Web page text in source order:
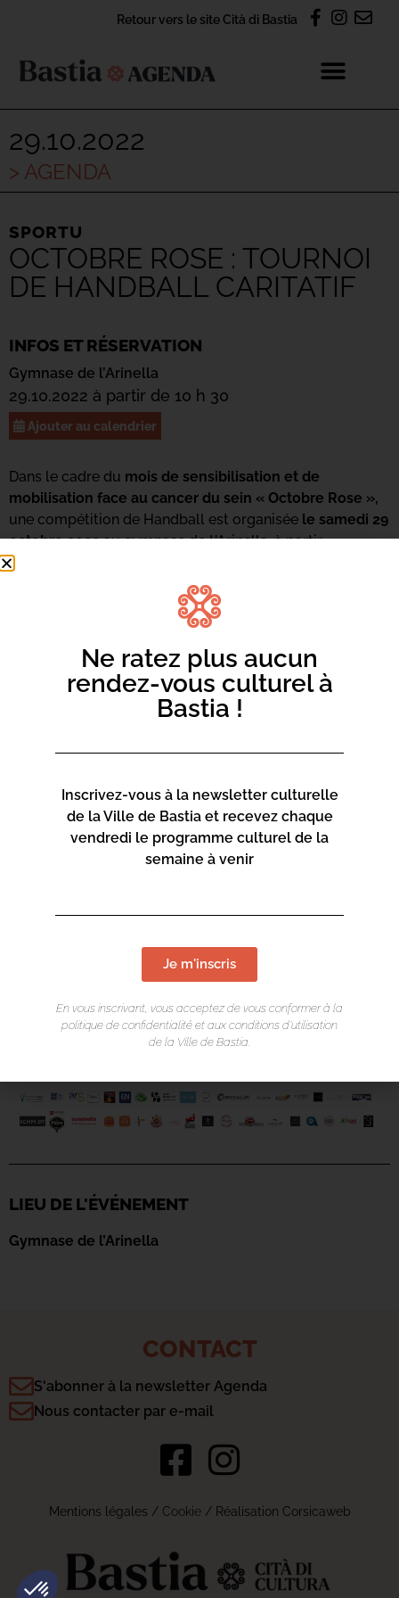
Retour vers le site Cità di Bastia
29.10.2022
> AGENDA
SPORTU
OCTOBRE ROSE : TOURNOI
DE HANDBALL CARITATIF
INFOS ET RÉSERVATION
Gymnase de l’Arinella
29.10.2022 à partir de 10 h 30
Ajouter au calendrier
Dans le cadre du mois de sensibilisation et de
mobilisation face au cancer du sein « Octobre Rose »,
une compétition de Handball est organisée le samedi 29
octobre 2022au gymnase de L’Arinella, à partir
de
LIEU DE L'ÉVÉNEMENT
Gymnase de l’Arinella
CONTACT
S'abonner à la newsletter Agenda
Nous contacter par e-mail
Mentions légales / Cookie/ Réalisation Corsicaweb
Ne ratez plus aucun
rendez-vous culturel à
Bastia !
Inscrivez-vous à la newsletter culturelle
de la Ville de Bastia et recevez chaque
vendredi le programme culturel de la
semaine à venir
Je m'inscris
En vous inscrivant, vous acceptez de vous conformer à la
politique de confidentialité et aux conditions d’utilisation
de la Ville de Bastia.